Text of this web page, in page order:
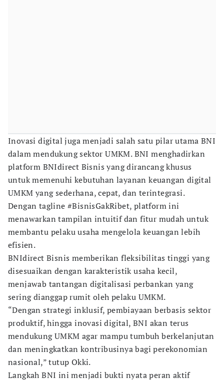
Inovasi digital juga menjadi salah satu pilar utama BNI
dalam mendukung sektor UMKM. BNI menghadirkan
platform BNIdirect Bisnis yang dirancang khusus
untuk memenuhi kebutuhan layanan keuangan digital
UMKM yang sederhana, cepat, dan terintegrasi.
Dengan tagline #BisnisGakRibet, platform ini
menawarkan tampilan intuitif dan fitur mudah untuk
membantu pelaku usaha mengelola keuangan lebih
efisien.
BNIdirect Bisnis memberikan fleksibilitas tinggi yang
disesuaikan dengan karakteristik usaha kecil,
menjawab tantangan digitalisasi perbankan yang
sering dianggap rumit oleh pelaku UMKM.
“Dengan strategi inklusif, pembiayaan berbasis sektor
produktif, hingga inovasi digital, BNI akan terus
mendukung UMKM agar mampu tumbuh berkelanjutan
dan meningkatkan kontribusinya bagi perekonomian
nasional,” tutup Okki.
Langkah BNI ini menjadi bukti nyata peran aktif